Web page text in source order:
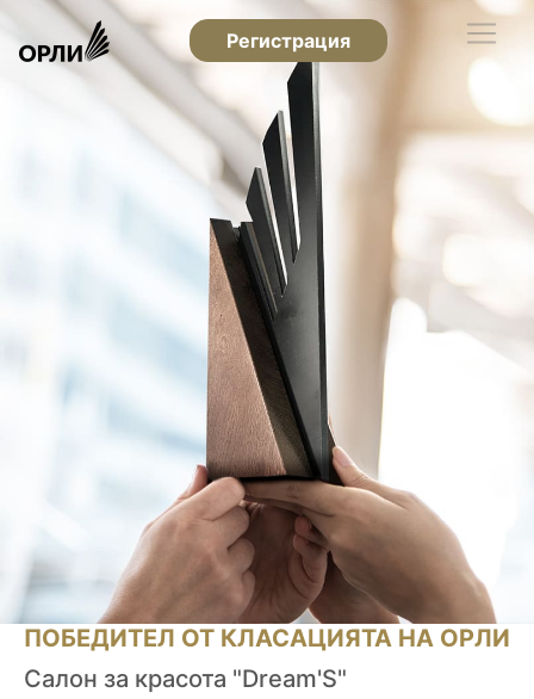
Регистрация
ПОБЕДИТЕЛ ОТ КЛАСАЦИЯТА НА ОРЛИ
Салон за красота "Dream'S"